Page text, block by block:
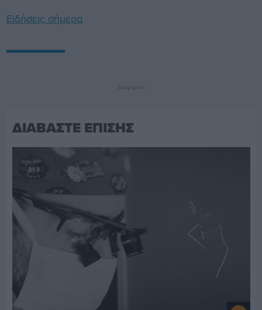
Ειδήσεις σήμερα
Διαφήμιση
ΔΙΑΒΑΣΤΕ ΕΠΙΣΗΣ